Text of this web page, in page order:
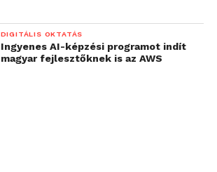
DIGITÁLIS OKTATÁS
Ingyenes AI-képzési programot indít
magyar fejlesztőknek is az AWS